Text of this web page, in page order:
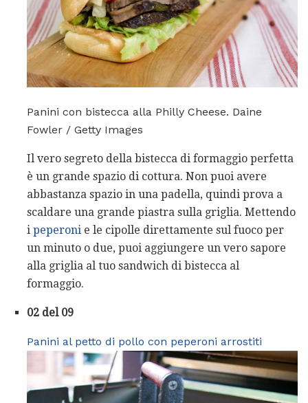
Panini con bistecca alla Philly Cheese. Daine
Fowler / Getty Images
Il vero segreto della bistecca di formaggio perfetta
è un grande spazio di cottura. Non puoi avere
abbastanza spazio in una padella, quindi prova a
scaldare una grande piastra sulla griglia. Mettendo
i peperoni e le cipolle direttamente sul fuoco per
un minuto o due, puoi aggiungere un vero sapore
alla griglia al tuo sandwich di bistecca al
formaggio.
02 del 09
Panini al petto di pollo con peperoni arrostiti